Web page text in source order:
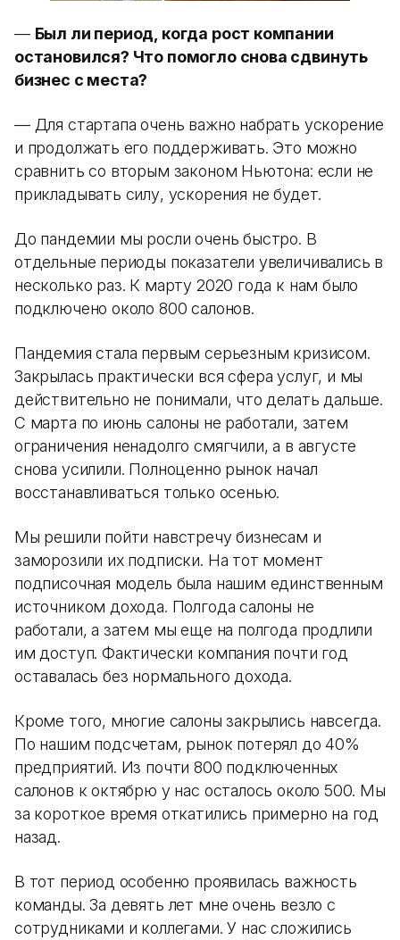
— Был ли период, когда рост компании
остановился? Что помогло снова сдвинуть
бизнес с места?
— Для стартапа очень важно набрать ускорение
и продолжать его поддерживать. Это можно
сравнить со вторым законом Ньютона: если не
прикладывать силу, ускорения не будет.
До пандемии мы росли очень быстро. В
отдельные периоды показатели увеличивались в
несколько раз. К марту 2020 года к нам было
подключено около 800 салонов.
Пандемия стала первым серьезным кризисом.
Закрылась практически вся сфера услуг, и мы
действительно не понимали, что делать дальше.
С марта по июнь салоны не работали, затем
ограничения ненадолго смягчили, а в августе
снова усилили. Полноценно рынок начал
восстанавливаться только осенью.
Мы решили пойти навстречу бизнесам и
заморозили их подписки. На тот момент
подписочная модель была нашим единственным
источником дохода. Полгода салоны не
работали, а затем мы еще на полгода продлили
им доступ. Фактически компания почти год
оставалась без нормального дохода.
Кроме того, многие салоны закрылись навсегда.
По нашим подсчетам, рынок потерял до 40%
предприятий. Из почти 800 подключенных
салонов к октябрю у нас осталось около 500. Мы
за короткое время откатились примерно на год
назад.
В тот период особенно проявилась важность
команды. За девять лет мне очень везло с
сотрудниками и коллегами. У нас сложились